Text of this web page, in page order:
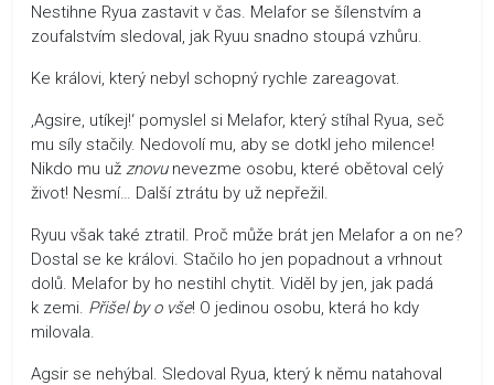
Nestihne Ryua zastavit v čas. Melafor se šílenstvím a
zoufalstvím sledoval, jak Ryuu snadno stoupá vzhůru.
Ke královi, který nebyl schopný rychle zareagovat.
‚Agsire, utíkej!‘ pomyslel si Melafor, který stíhal Ryua, seč
mu síly stačily. Nedovolí mu, aby se dotkl jeho milence!
Nikdo mu už znovunevezme osobu, které obětoval celý
život! Nesmí… Další ztrátu by už nepřežil.
Ryuu však také ztratil. Proč může brát jen Melafor a on ne?
Dostal se ke královi. Stačilo ho jen popadnout a vrhnout
dolů. Melafor by ho nestihl chytit. Viděl by jen, jak padá
k zemi. Přišel by o vše! O jedinou osobu, která ho kdy
milovala.
Agsir se nehýbal. Sledoval Ryua, který k němu natahoval